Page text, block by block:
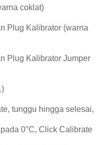
coklat)
Plug Kalibrator (warna
Plug Kalibrator Jumper
tunggu hingga selesai,
0°C, Click Calibrate